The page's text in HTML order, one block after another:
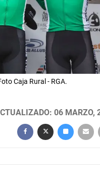
Caja Rural - RGA.
06 MARZO,